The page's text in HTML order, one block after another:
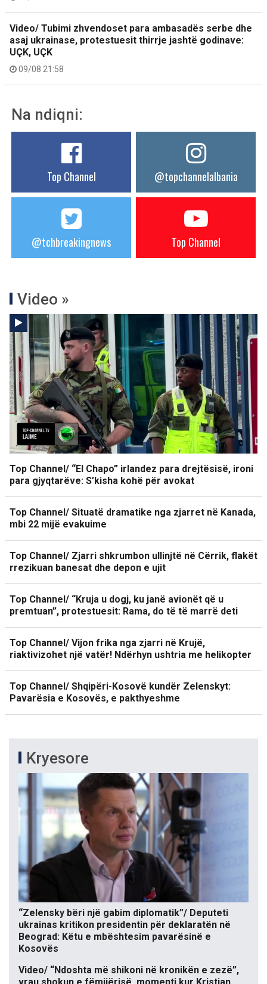
Video/ Tubimi zhvendoset para ambasadës serbe dhe
asaj ukrainase, protestuesit thirrje jashtë godinave:
UÇK, UÇK
09/08 21:58
Na ndiqni:
Top Channel @topchannelalbania
@tchbreakingnews Top Channel
Video »
Top Channel/ “El Chapo” irlandez para drejtësisë, ironi
para gjyqtarëve: S’kisha kohë për avokat
Top Channel/ Situatë dramatike nga zjarret në Kanada,
mbi 22 mijë evakuime
Top Channel/ Zjarri shkrumbon ullinjtë në Cërrik, flakët
rrezikuan banesat dhe depon e ujit
Top Channel/ “Kruja u dogj, ku janë avionët që u
premtuan”, protestuesit: Rama, do të të marrë deti
Top Channel/ Vijon frika nga zjarri në Krujë,
riaktivizohet një vatër! Ndërhyn ushtria me helikopter
Top Channel/ Shqipëri-Kosovë kundër Zelenskyt:
Pavarësia e Kosovës, e pakthyeshme
Kryesore
“Zelensky bëri një gabim diplomatik”/ Deputeti
ukrainas kritikon presidentin për deklaratën në
Beograd: Këtu e mbështesim pavarësinë e
Kosovës
Video/ “Ndoshta më shikoni në kronikën e zezë”,